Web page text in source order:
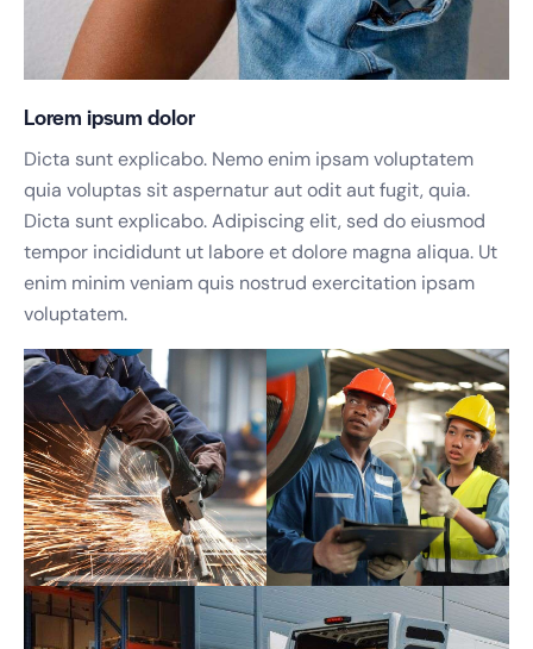
Lorem ipsum dolor
Dicta sunt explicabo. Nemo enim ipsam voluptatem
quia voluptas sit aspernatur aut odit aut fugit, quia.
Dicta sunt explicabo. Adipiscing elit, sed do eiusmod
tempor incididunt ut labore et dolore magna aliqua. Ut
enim minim veniam quis nostrud exercitation ipsam
voluptatem.